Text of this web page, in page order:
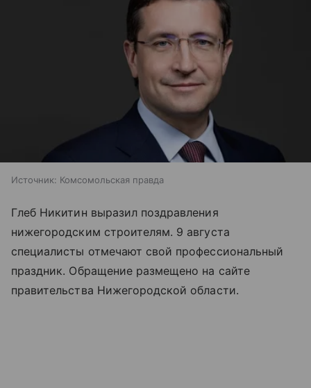
Источник: Комсомольская правда
Глеб Никитин выразил поздравления
нижегородским строителям. 9 августа
специалисты отмечают свой профессиональный
праздник. Обращение размещено на сайте
правительства Нижегородской области.